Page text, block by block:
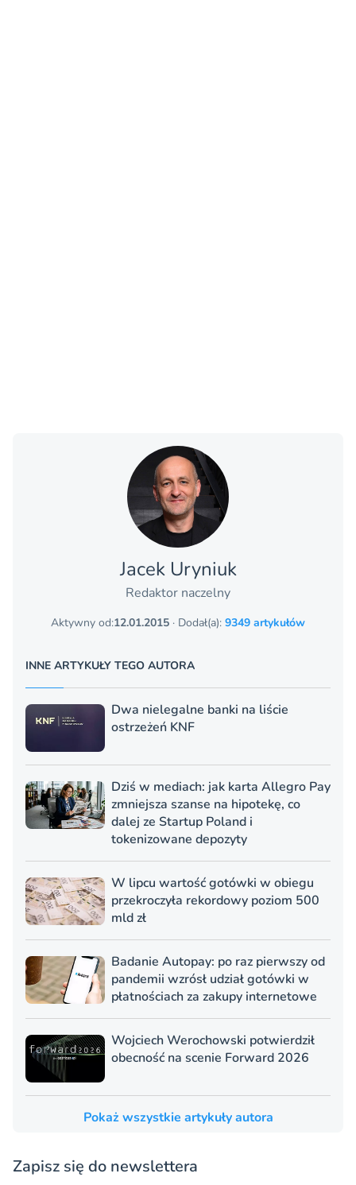
Jacek Uryniuk
Redaktor naczelny
Aktywny od:12.01.2015 · Dodał(a): 9349 artykułów
INNE ARTYKUŁY TEGO AUTORA
Dwa nielegalne banki na liście
ostrzeżeń KNF
Dziś w mediach: jak karta Allegro Pay
zmniejsza szanse na hipotekę, co
dalej ze Startup Poland i
tokenizowane depozyty
W lipcu wartość gotówki w obiegu
przekroczyła rekordowy poziom 500
mld zł
Badanie Autopay: po raz pierwszy od
pandemii wzrósł udział gotówki w
płatnościach za zakupy internetowe
Wojciech Werochowski potwierdził
obecność na scenie Forward 2026
Pokaż wszystkie artykuły autora
Zapisz się do newslettera